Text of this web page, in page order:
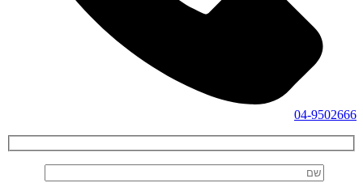
04-9502666